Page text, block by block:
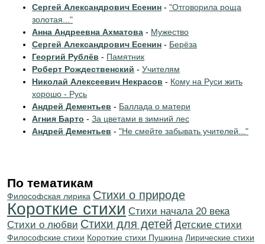
Сергей Александрович Есенин - "Отговорила роща
золотая..."
Анна Андреевна Ахматова - Мужество
Сергей Александрович Есенин - Берёза
Георгий Рублёв - Памятник
Роберт Рождественский - Учителям
Николай Алексеевич Некрасов - Кому на Руси жить
хорошо - Русь
Андрей Дементьев - Баллада о матери
Агния Барто - За цветами в зимний лес
Андрей Дементьев - "Не смейте забывать учителей..."
По тематикам
Философская лирика Стихи о природе
Короткие стихи Cтихи начала 20 века
Стихи о любви Стихи для детей Детские стихи
Философские стихи Короткие стихи Пушкина Лирические стихи